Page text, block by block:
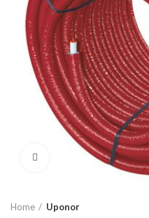
Click to enlarge
Home Uponor